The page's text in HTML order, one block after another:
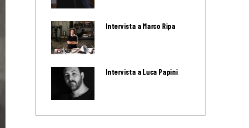
Intervista a Marco Ripa
Intervista a Luca Papini